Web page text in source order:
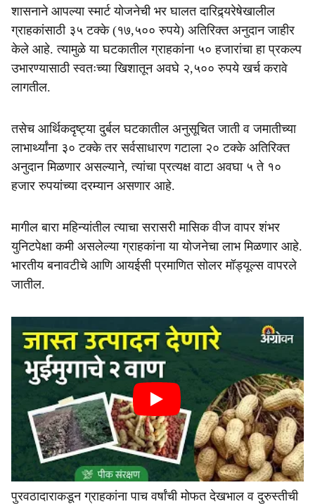
शासनाने आपल्या स्मार्ट योजनेची भर घालत दारिद्र्यरेषेखालील
ग्राहकांसाठी ३५ टक्के (१७,५०० रुपये) अतिरिक्त अनुदान जाहीर
केले आहे. त्यामुळे या घटकातील ग्राहकांना ५० हजारांचा हा प्रकल्प
उभारण्यासाठी स्वतःच्या खिशातून अवघे २,५०० रुपये खर्च करावे
लागतील.
तसेच आर्थिकदृष्ट्या दुर्बल घटकातील अनुसूचित जाती व जमातीच्या
लाभार्थ्यांना ३० टक्के तर सर्वसाधारण गटाला २० टक्के अतिरिक्त
अनुदान मिळणार असल्याने, त्यांचा प्रत्यक्ष वाटा अवघा ५ ते १०
हजार रुपयांच्या दरम्यान असणार आहे.
मागील बारा महिन्यांतील त्याचा सरासरी मासिक वीज वापर शंभर
युनिटपेक्षा कमी असलेल्या ग्राहकांना या योजनेचा लाभ मिळणार आहे.
भारतीय बनावटीचे आणि आयईसी प्रमाणित सोलर मॉड्यूल्स वापरले
जातील.
पुरवठादाराकडून ग्राहकांना पाच वर्षांची मोफत देखभाल व दुरुस्तीची